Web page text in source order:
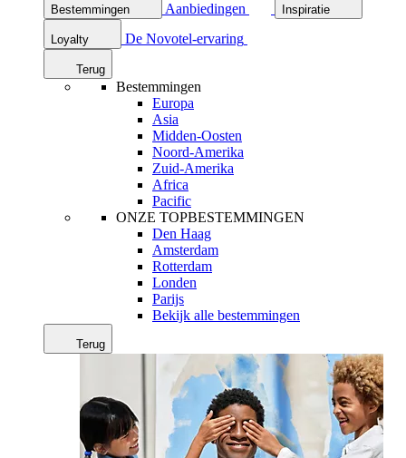
Bestemmingen Aanbiedingen Inspiratie
Loyalty De Novotel-ervaring
Terug
Bestemmingen
Europa
Asia
Midden-Oosten
Noord-Amerika
Zuid-Amerika
Africa
Pacific
ONZE TOPBESTEMMINGEN
Den Haag
Amsterdam
Rotterdam
Londen
Parijs
Bekijk alle bestemmingen
Terug